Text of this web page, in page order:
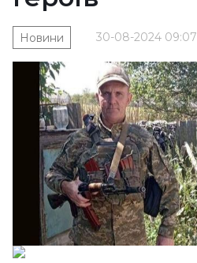
30-08-2024 09:07
Новини